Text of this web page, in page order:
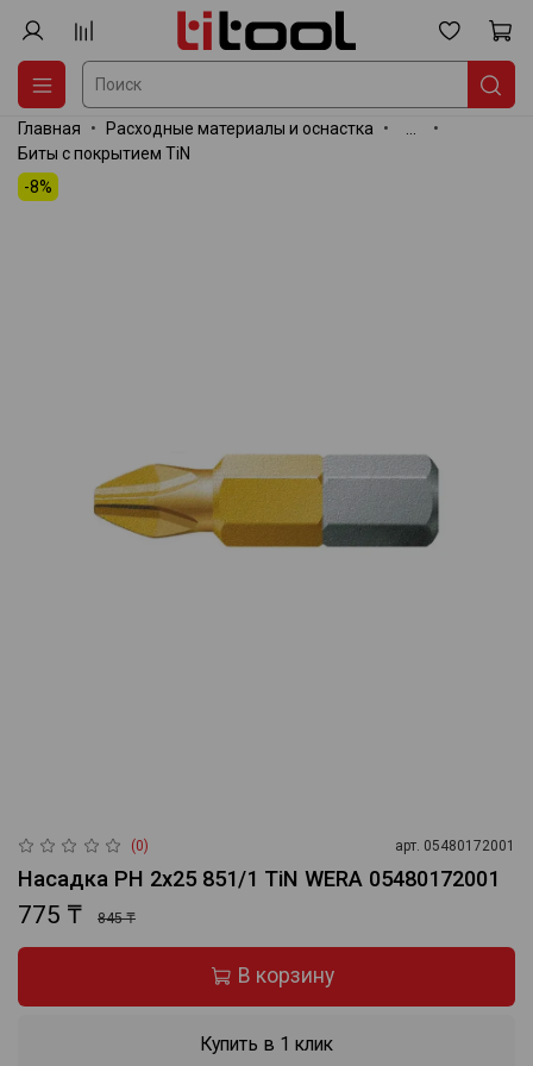
Главная Расходные материалы и оснастка
Биты с покрытием TiN
-8%
(0) арт. 05480172001
Насадка PH 2x25 851/1 TiN WERA 05480172001
775 ₸ 845 ₸
В корзину
Купить в 1 клик